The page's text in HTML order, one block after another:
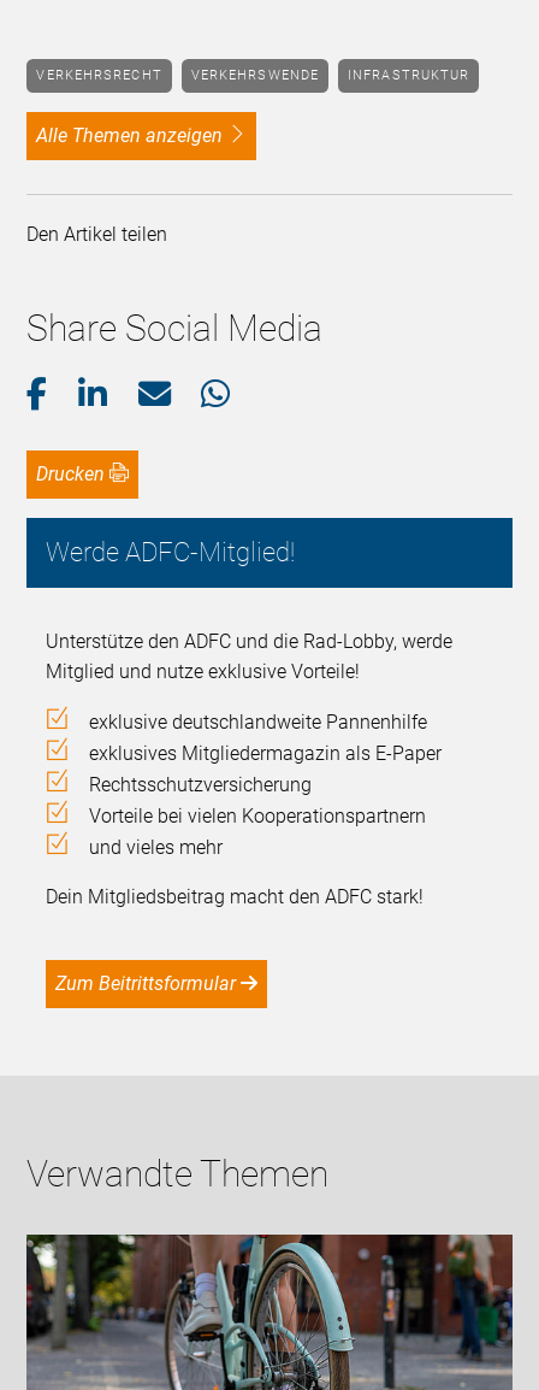
VERKEHRSRECHT VERKEHRSWENDE INFRASTRUKTUR
alle Themen anzeigen
Den Artikel teilen
Share Social Media
Drucken
Werde ADFC-Mitglied!
Unterstütze den ADFC und die Rad-Lobby, werde
Mitglied und nutze exklusive Vorteile!
exklusive deutschlandweite Pannenhilfe
exklusives Mitgliedermagazin als E-Paper
Rechtsschutzversicherung
Vorteile bei vielen Kooperationspartnern
und vieles mehr
Dein Mitgliedsbeitrag macht den ADFC stark!
Zum Beitrittsformular
Verwandte Themen